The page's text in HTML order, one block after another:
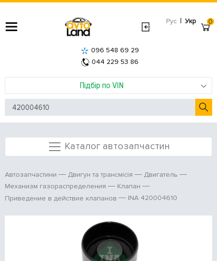
Рус | Укр
Підбір по VIN
096 548 69 29
044 229 53 86
0
Каталог автозапчастин
Автозапчастини Двигун та трансмісія
Двигатель
Механизм газораспределения
Клапан
Приведение в действие клапанов
INA 420004610